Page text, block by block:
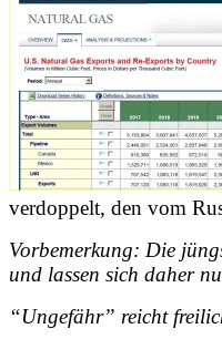
verdoppelt, den vom
Vorbemerkung: Die
und lassen sich daher
“Ungefähr” reicht